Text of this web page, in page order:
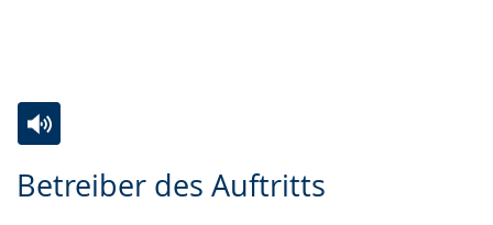
angezeigt.
Betreiber des Auftritts
Leichten
Audio-
Video